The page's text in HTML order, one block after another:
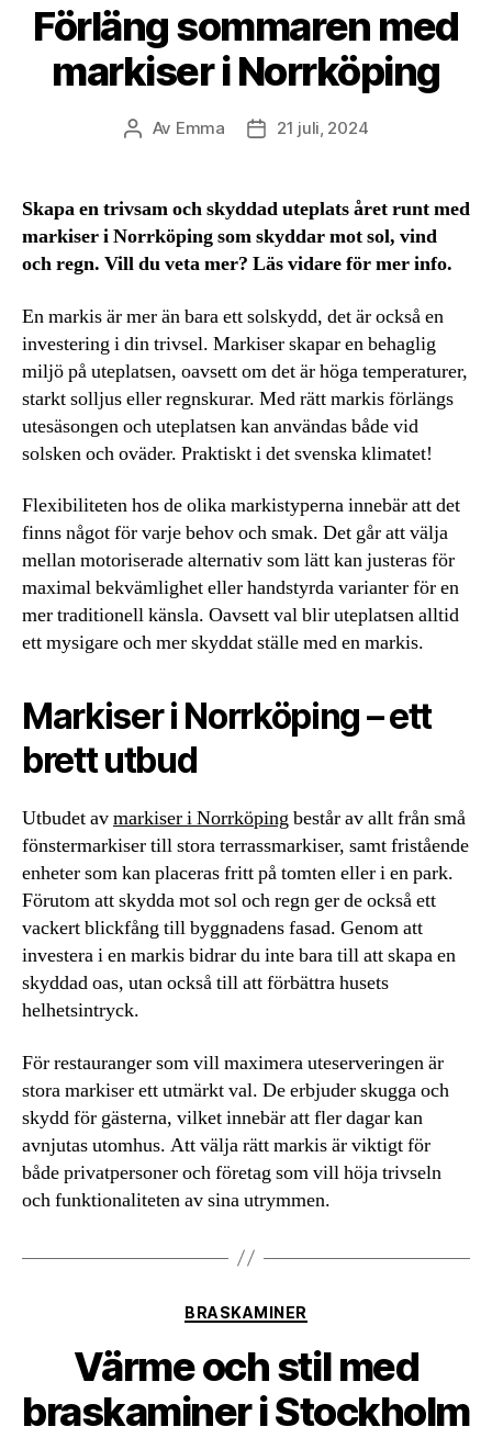
Förläng sommaren med
markiser i Norrköping
Inläggsförfattare
Av Emma Inläggsdatum
21 juli, 2024
Skapa en trivsam och skyddad uteplats året runt med
markiser i Norrköping som skyddar mot sol, vind
och regn. Vill du veta mer? Läs vidare för mer info.
En markis är mer än bara ett solskydd, det är också en
investering i din trivsel. Markiser skapar en behaglig
miljö på uteplatsen, oavsett om det är höga temperaturer,
starkt solljus eller regnskurar. Med rätt markis förlängs
utesäsongen och uteplatsen kan användas både vid
solsken och oväder. Praktiskt i det svenska klimatet!
Flexibiliteten hos de olika markistyperna innebär att det
finns något för varje behov och smak. Det går att välja
mellan motoriserade alternativ som lätt kan justeras för
maximal bekvämlighet eller handstyrda varianter för en
mer traditionell känsla. Oavsett val blir uteplatsen alltid
ett mysigare och mer skyddat ställe med en markis.
Markiser i Norrköping – ett
brett utbud
Utbudet avmarkiser i Norrköpingbestår av allt från små
fönstermarkiser till stora terrassmarkiser, samt fristående
enheter som kan placeras fritt på tomten eller i en park.
Förutom att skydda mot sol och regn ger de också ett
vackert blickfång till byggnadens fasad. Genom att
investera i en markis bidrar du inte bara till att skapa en
skyddad oas, utan också till att förbättra husets
helhetsintryck.
För restauranger som vill maximera uteserveringen är
stora markiser ett utmärkt val. De erbjuder skugga och
skydd för gästerna, vilket innebär att fler dagar kan
avnjutas utomhus. Att välja rätt markis är viktigt för
både privatpersoner och företag som vill höja trivseln
och funktionaliteten av sina utrymmen.
Kategorier
BRASKAMINER
Värme och stil med
braskaminer i Stockholm